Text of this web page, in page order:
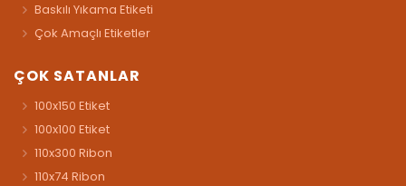
Baskılı Yıkama Etiketi
Çok Amaçlı Etiketler
ÇOK SATANLAR
100x150 Etiket
100x100 Etiket
110x300 Ribon
110x74 Ribon